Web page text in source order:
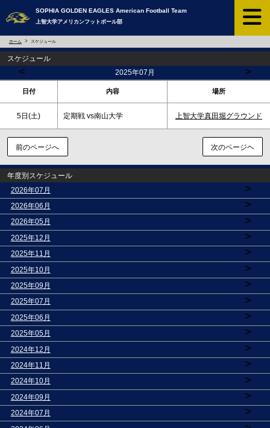
SOPHIA GOLDEN EAGLES ​American Football Team
上智大学アメリカンフットボール部
ホーム スケジュール
スケジュール
< 2025年07月 >
日付 内容 場所
5日(土) 定期戦 vs南山大学 上智大学真田堀グラウンド
前のページへ 次のページヘ
年度別スケジュール
2026年07月
>
2026年06月 >
2026年05月 >
2025年12月 >
2025年11月 >
2025年10月 >
2025年09月 >
2025年07月 >
2025年06月 >
2025年05月 >
2024年12月 >
2024年11月 >
2024年10月 >
2024年09月 >
2024年07月 >